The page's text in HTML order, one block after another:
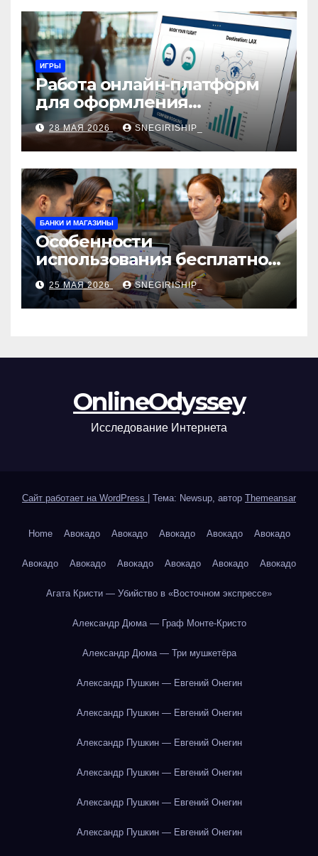
ИГРЫ
Работа онлайн‑платформ
для оформления
авиабилетов: алгоритмы,
сборы и безопасность
28 МАЯ 2026 SNEGIRISHIP_
БАНКИ И МАГАЗИНЫ
Особенности
использования бесплатной
версии программ для
автоматизации и
управления предприятием
25 МАЯ 2026 SNEGIRISHIP_
OnlineOdyssey
Исследование Интернета
Сайт работает на WordPress Тема: Newsup, автор Themeansar
Home Авокадо Авокадо Авокадо Авокадо Авокадо
Авокадо Авокадо Авокадо Авокадо Авокадо Авокадо
Агата Кристи — Убийство в «Восточном экспрессе»
Александр Дюма — Граф Монте-Кристо
Александр Дюма — Три мушкетёра
Александр Пушкин — Евгений Онегин
Александр Пушкин — Евгений Онегин
Александр Пушкин — Евгений Онегин
Александр Пушкин — Евгений Онегин
Александр Пушкин — Евгений Онегин
Александр Пушкин — Евгений Онегин